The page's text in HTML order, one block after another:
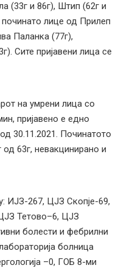
(33г и 86г), Штип (62г и
лице од Прилеп
Паланка (77г),
Сите пријавени лица се
на умрени лица со
пријавено е едно
30.11.2021. Починатото
63г, невакцинирано и
ИЈЗ-267, ЦЈЗ Скопје-69,
Тетово–6, ЦЈЗ
болести и фебрилни
болница
–0, ГОБ 8-ми